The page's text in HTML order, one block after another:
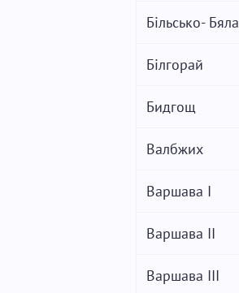
Більсько- Бяла
Білгорай
Бидгощ
Валбжих
Варшава I
Варшава II
Варшава ІІІ